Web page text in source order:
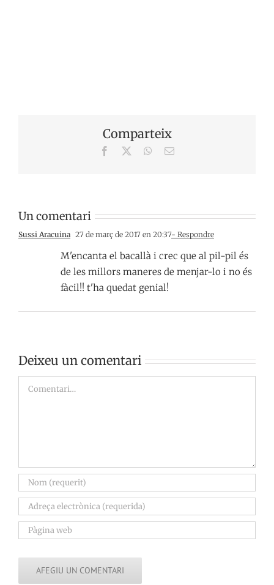
Comparteix
Facebook WhatsApp
Email:
Un comentari
Sussi Aracuina 27 de març de 2017 en 20:37- Respondre
M'encanta el bacallà i crec que al pil-pil és
de les millors maneres de menjar-lo i no és
fàcil!! t'ha quedat genial!
Deixeu un comentari